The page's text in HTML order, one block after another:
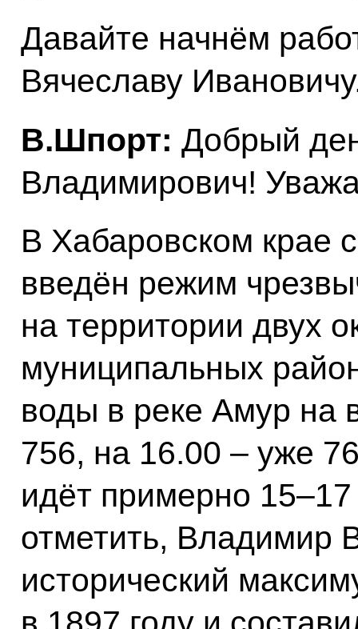
Давайте начнём
Вячеславу
В.Шпорт: Добрый
Владимирович!
В Хабаровском крае
введён режим
на территории двух
муниципальных
воды в реке Амур на
756, на 16.00 – уже
идёт примерно
отметить, Владимир
исторический